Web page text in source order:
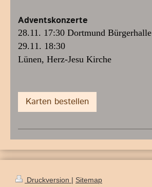
Adventskonzerte
28.11. 17:30 Dortmund Bürgerhalle
29.11. 18:30
Lünen, Herz-Jesu Kirche
Karten bestellen
Druckversion | Sitemap